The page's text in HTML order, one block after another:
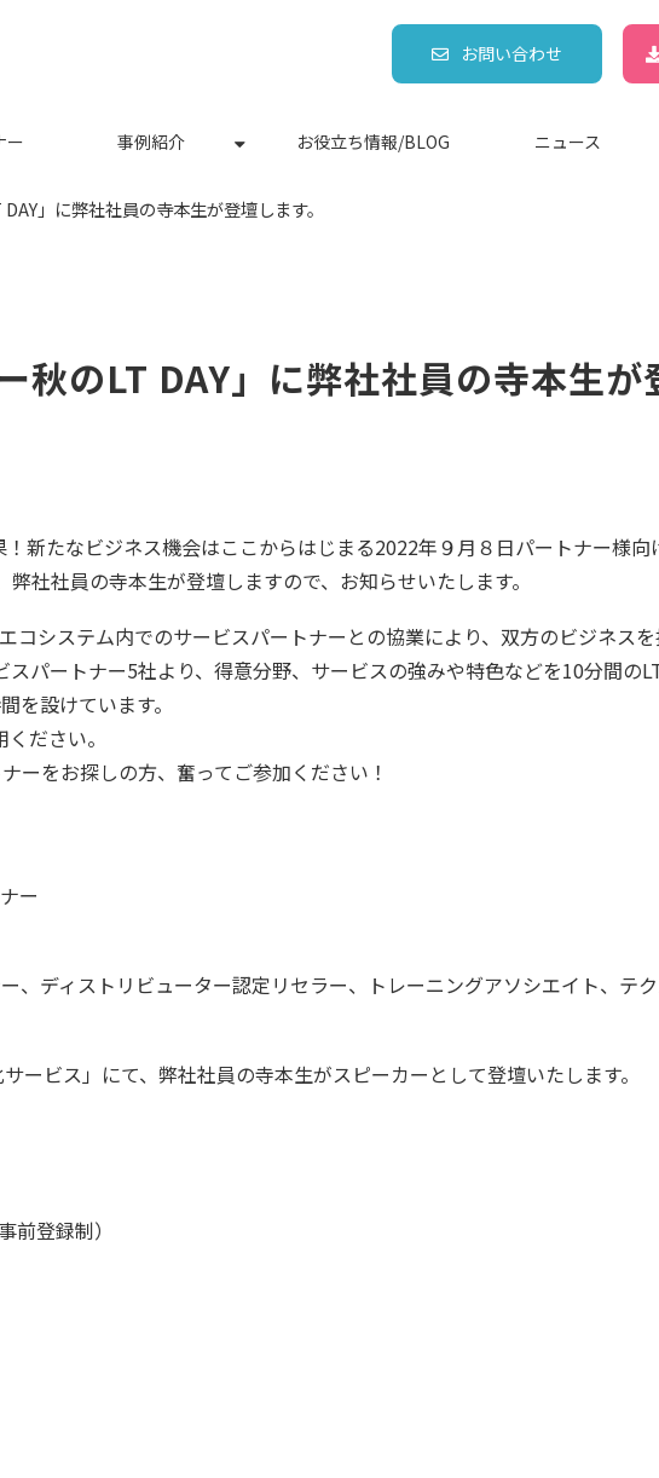
お問い合わせ
ー 事例紹介 お役立ち情報/BLOG ニュース
」に弊社社員の寺本生が登壇します。
秋のLT DAY」に弊社社員の寺本生が
新たなビジネス機会はここからはじまる2022年９月８日パートナー様向
社社員の寺本生が登壇しますので、お知らせいたします。
コシステム内でのサービスパートナーとの協業により、双方のビジネス
パートナー5社より、得意分野、サービスの強みや特色などを10分間の
を設けています。
ださい。
ーをお探しの方、奮ってご参加ください！
ー
、ディストリビューター認定リセラー、トレーニングアソシエイト、テ
ビス」にて、弊社社員の寺本生がスピーカーとして登壇いたします。
登録制）